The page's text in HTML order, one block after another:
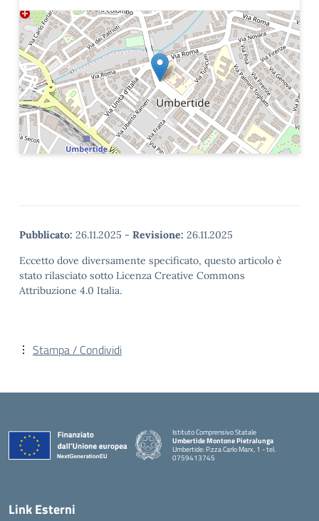
Pubblicato: 26.11.2025 - Revisione: 26.11.2025
Eccetto dove diversamente specificato, questo articolo è
stato rilasciato sotto Licenza Creative Commons
Attribuzione 4.0 Italia.
Stampa / Condividi
Istituto Comprensivo Statale
Umbertide Montone Pietralunga
Umbertide: P.zza Carlo Marx, 1 - tel.
0759413745
Link Esterni